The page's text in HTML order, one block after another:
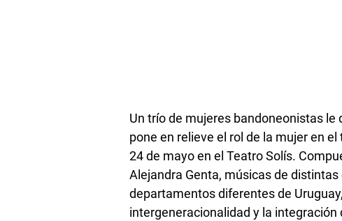
Un trío de mujeres bandoneonistas le
pone en relieve el rol de la mujer en
24 de mayo en el Teatro Solís.
Alejandra Genta, músicas de
departamentos diferentes de
intergeneracionalidad y la integración